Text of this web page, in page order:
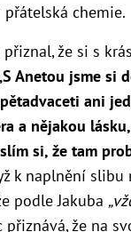
chemie.
že si s
Anetou jsme si
ani
a nějakou
si, že tam
k naplnění slibu
podle Jakuba
přiznává, že na